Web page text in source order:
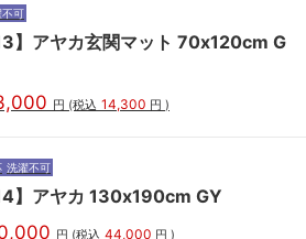
不可
】アヤカ玄関マット 70x120cm G
円 (税込 14,300 円 )
洗濯不可
】アヤカ 130x190cm GY
円 (税込 44,000 円 )